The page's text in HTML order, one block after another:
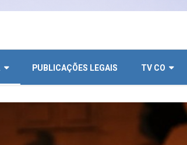
PUBLICAÇÕES LEGAIS TV CO